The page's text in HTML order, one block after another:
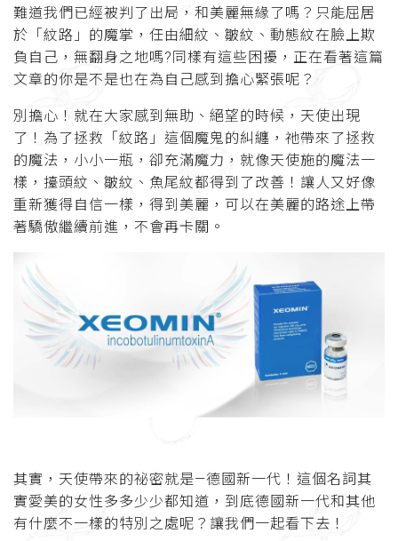
難道我們已經被判了出局，和美麗無緣了嗎？只能屈居
於「紋路」的魔掌，任由細紋、皺紋、動態紋在臉上欺
負自己，無翻身之地嗎?同樣有這些困擾，正在看著這篇
文章的你是不是也在為自己感到擔心緊張呢？
別擔心！就在大家感到無助、絕望的時候，天使出現
了！為了拯救「紋路」這個魔鬼的糾纏，祂帶來了拯救
的魔法，小小一瓶，卻充滿魔力，就像天使施的魔法一
樣，擡頭紋、皺紋、魚尾紋都得到了改善！讓人又好像
重新獲得自信一樣，得到美麗，可以在美麗的路途上帶
著驕傲繼續前進，不會再卡關。
其實，天使帶來的祕密就是—德國新一代！這個名詞其
實愛美的女性多多少少都知道，到底德國新一代和其他
有什麼不一樣的特別之處呢？讓我們一起看下去！